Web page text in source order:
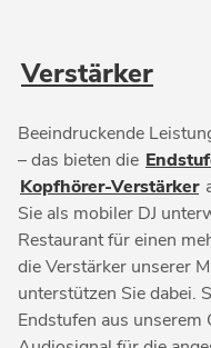
Verstärker
Beeindruckende
– das bieten die
Kopfhörer-Verstärker
Sie als mobiler DJ
Restaurant für einen
die Verstärker unserer
unterstützen Sie dabei.
Endstufen aus unserem